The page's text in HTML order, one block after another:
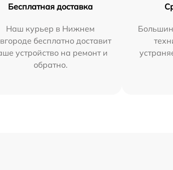
Бесплатная доставка
Наш курьер в Нижнем
бесплатно доставит
устройство на ремонт и
обратно.